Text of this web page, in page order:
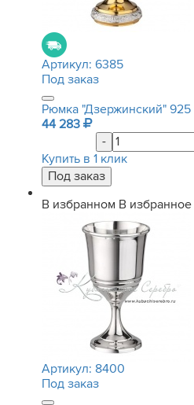
Артикул: 6385
Под заказ
Рюмка "Дзержинский"
44 283
-
Купить в 1 клик
В избранном В избранное
Артикул: 8400
Под заказ